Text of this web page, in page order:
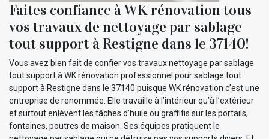
Faites confiance à WK rénovation tous
vos travaux de nettoyage par sablage
tout support à Restigne dans le 37140!
Vous avez bien fait de confier vos travaux nettoyage par sablage
tout support à WK rénovation professionnel pour sablage tout
support à Restigne dans le 37140 puisque WK rénovation c’est une
entreprise de renommée. Elle travaille à l’intérieur qu’à l’extérieur
et surtout enlèvent les tâches d’huile ou graffitis sur les portails,
fontaines, poutres de maison. Ses équipes pratiquent le